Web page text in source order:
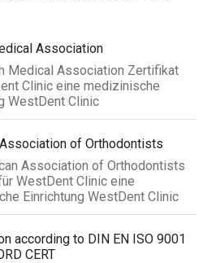
Association
Medical Association Zertifikat
Clinic eine medizinische
WestDent Clinic
of Orthodontists
Association of Orthodontists
WestDent Clinic eine
Einrichtung WestDent Clinic
according to DIN EN ISO 9001
CERT